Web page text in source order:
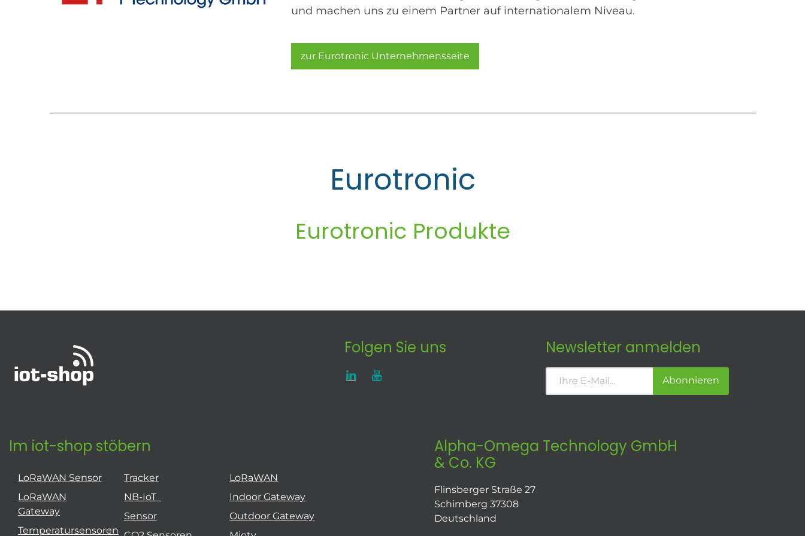
und machen uns zu einem Partner auf internationalem Niveau.
zur Eurotronic Unternehmensseite
Eurotronic
Eurotronic Produkte
Folgen Sie uns Newsletter anmelden
Abonnieren
Im iot-shop stöbern
LoRaWAN Sensor
LoRaWAN
Gateway
Temperatursensoren
Tracker
NB-IoT
Sensor
LoRaWAN
Indoor Gateway
Outdoor Gateway
Alpha-Omega Technology GmbH
& Co. KG
Flinsberger Straße 27
Schimberg 37308
Deutschland